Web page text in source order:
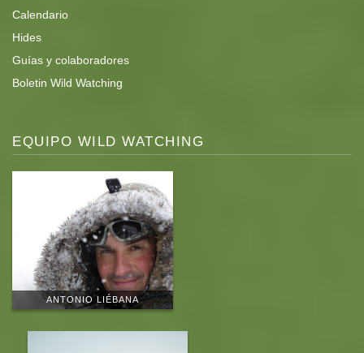
Calendario
Hides
Guías y colaboradores
Boletin Wild Watching
EQUIPO WILD WATCHING
ANTONIO LIÉBANA